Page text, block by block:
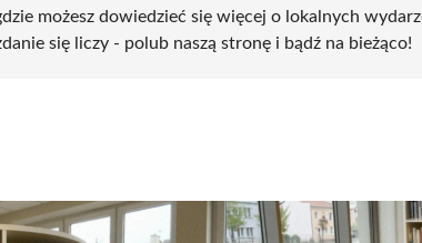
możesz dowiedzieć się więcej o lokalnych
się liczy - polub naszą stronę i bądź na bieżąco!